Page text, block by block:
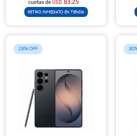
cuotas deUSD 83.25
RETIRO INMEDIATO EN TIENDA
28 30